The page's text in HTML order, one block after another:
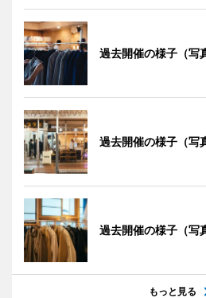
過去開催の様子（写
過去開催の様子（写
過去開催の様子（写
もっと見る